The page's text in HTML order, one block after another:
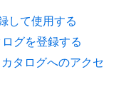
して使用する
グを登録する
タログへのアクセ